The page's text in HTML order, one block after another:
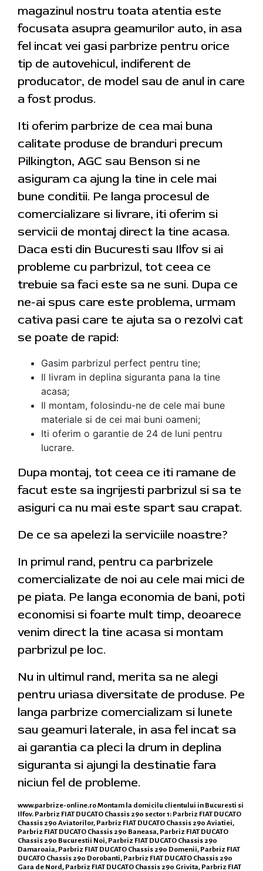
magazinul nostru toata atentia este
focusata asupra geamurilor auto, in asa
fel incat vei gasi parbrize pentru orice
tip de autovehicul, indiferent de
producator, de model sau de anul in care
a fost produs.
Iti oferim parbrize de cea mai buna
calitate produse de branduri precum
Pilkington, AGC sau Benson si ne
asiguram ca ajung la tine in cele mai
bune conditii. Pe langa procesul de
comercializare si livrare, iti oferim si
servicii de montaj direct la tine acasa.
Daca esti din Bucuresti sau Ilfov si ai
probleme cu parbrizul, tot ceea ce
trebuie sa faci este sa ne suni. Dupa ce
ne-ai spus care este problema, urmam
cativa pasi care te ajuta sa o rezolvi cat
se poate de rapid:
Gasim parbrizul perfect pentru tine;
Il livram in deplina siguranta pana la tine
acasa;
Il montam, folosindu-ne de cele mai bune
materiale si de cei mai buni oameni;
Iti oferim o garantie de 24 de luni pentru
lucrare.
Dupa montaj, tot ceea ce iti ramane de
facut este sa ingrijesti parbrizul si sa te
asiguri ca nu mai este spart sau crapat.
De ce sa apelezi la serviciile noastre?
In primul rand, pentru ca parbrizele
comercializate de noi au cele mai mici de
pe piata. Pe langa economia de bani, poti
economisi si foarte mult timp, deoarece
venim direct la tine acasa si montam
parbrizul pe loc.
Nu in ultimul rand, merita sa ne alegi
pentru uriasa diversitate de produse. Pe
langa parbrize comercializam si lunete
sau geamuri laterale, in asa fel incat sa
ai garantia ca pleci la drum in deplina
siguranta si ajungi la destinatie fara
niciun fel de probleme.
www.parbrize-online.roMontam la domicilu clientului in Bucuresti si
Ilfov. Parbriz FIAT DUCATO Chassis 290 sector 1: Parbriz FIAT DUCATO
Chassis 290 Aviatorilor, Parbriz FIAT DUCATO Chassis 290 Aviatiei,
Parbriz FIAT DUCATO Chassis 290 Baneasa, Parbriz FIAT DUCATO
Chassis 290 Bucurestii Noi, Parbriz FIAT DUCATO Chassis 290
Damaroaia, Parbriz FIAT DUCATO Chassis 290 Domenii, Parbriz FIAT
DUCATO Chassis 290 Dorobanti, Parbriz FIAT DUCATO Chassis 290
Gara de Nord, Parbriz FIAT DUCATO Chassis 290 Grivita, Parbriz FIAT